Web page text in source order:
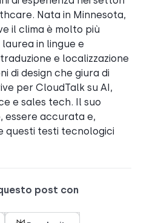
Nata in Minnesota,
il clima è molto più
in lingue e
e localizzazione
di design che giura di
per CloudTalk su AI,
e sales tech. Il suo
essere accurata e,
questi testi tecnologici
post con